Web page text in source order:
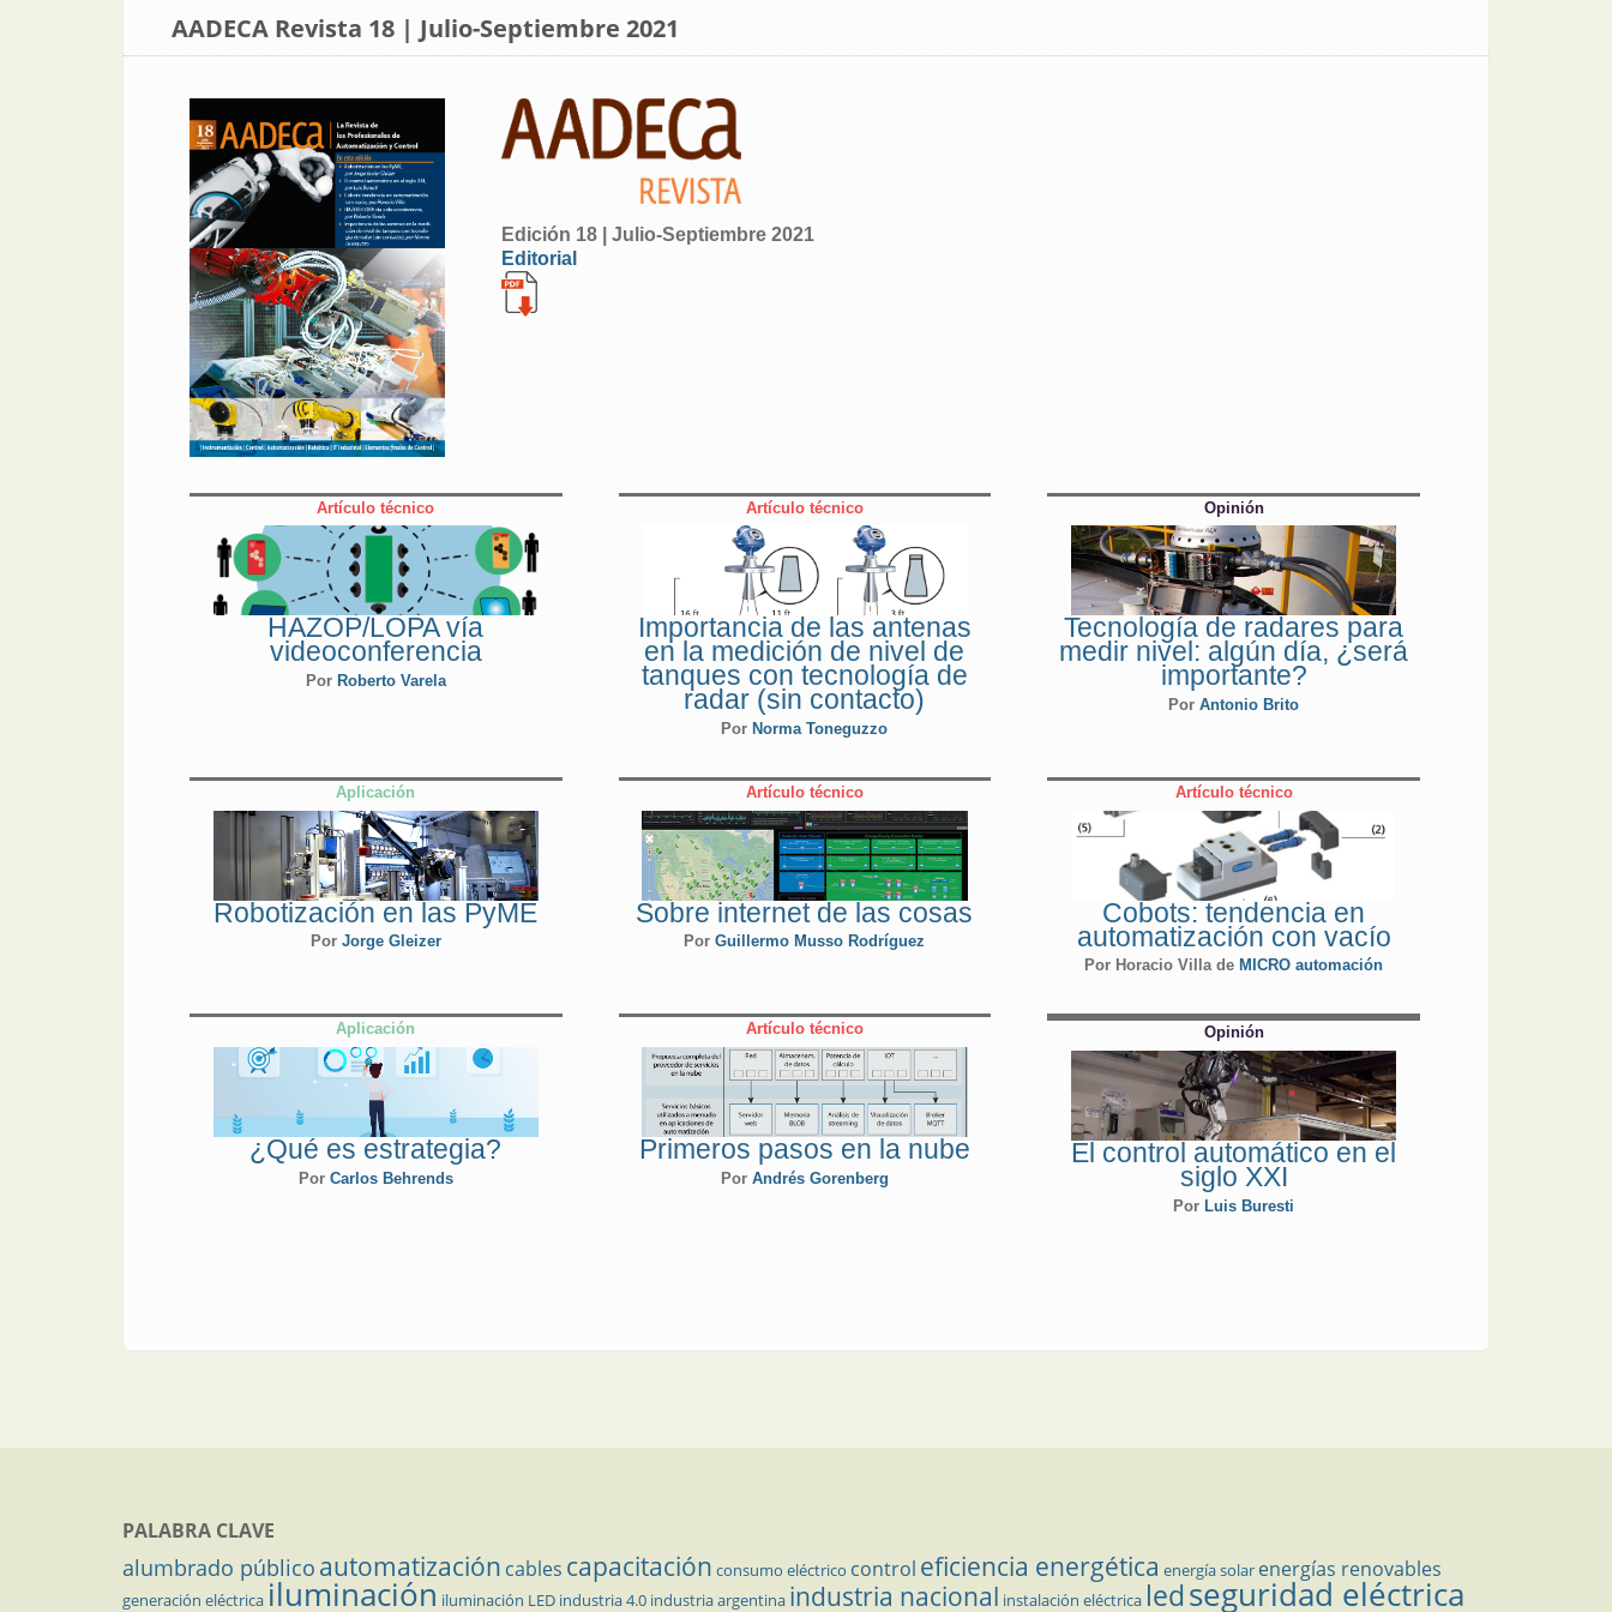
AADECA Revista 18 | Julio-Septiembre 2021
Edición 18 | Julio-Septiembre 2021
Editorial
Artículo técnico
HAZOP/LOPA vía
videoconferencia
Por Roberto Varela
Artículo técnico
Importancia de las antenas
en la medición de nivel de
tanques con tecnología de
radar (sin contacto)
Por Norma Toneguzzo
Opinión
Tecnología de radares para
medir nivel: algún día, ¿será
importante?
PorAntonio Brito
Aplicación
Robotización en las PyME
Por Jorge Gleizer
Artículo técnico
Sobre internet de las cosas
PorGuillermo Musso Rodríguez
Artículo técnico
Cobots: tendencia en
automatización con vacío
Por Horacio Villa de MICRO automación
Aplicación
¿Qué es estrategia?
Por Carlos Behrends
Artículo técnico
Primeros pasos en la nube
Por Andrés Gorenberg
Opinión
El control automático en el
siglo XXI
PorLuis Buresti
PALABRA CLAVE
alumbrado público automatización cables capacitación consumo eléctrico control eficiencia energética energía solar energías renovables
generación eléctrica iluminación iluminación LED industria 4.0 industria argentina industria nacional instalación eléctrica ledseguridad eléctrica